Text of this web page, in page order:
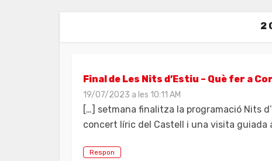
2
Final de Les Nits d’Estiu – Què fer a
19/07/2023 a les 10:11 AM
[…] setmana finalitza la programació Nits
concert líric del Castell i una visita guiada
Respon